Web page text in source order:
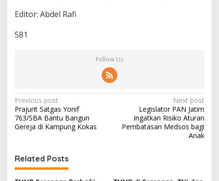
Editor: Abdel Rafi
581
Follow Us
P
o
s
n
a
Previous post
Prajurit Satgas Yonif
763/SBA Bantu Bangun
Gereja di Kampung Kokas
Next post
Legislator PAN Jatim
Ingatkan Risiko Aturan
Pembatasan Medsos bagi
Anak
Related Posts